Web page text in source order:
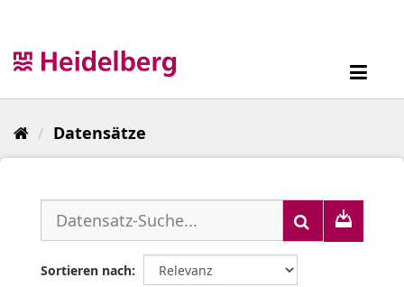
Datensätze
Sortieren nach